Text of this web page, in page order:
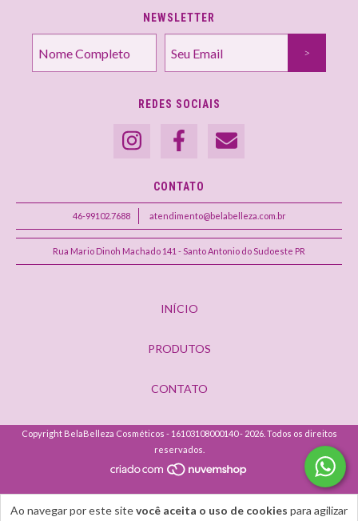
Ao navegar por este sitevocê aceita o uso de cookies para agilizar
NEWSLETTER
REDES SOCIAIS
CONTATO
46-99102.7688 atendimento@belabelleza.com.br
Rua Mario Dinoh Machado 141 - Santo Antonio do Sudoeste PR
INÍCIO
PRODUTOS
CONTATO
Copyright BelaBelleza Cosméticos - 16103108000140 - 2026. Todos os direitos
reservados.